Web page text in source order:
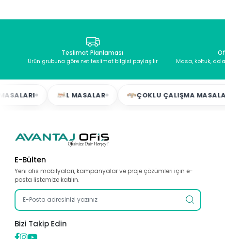
Teslimat Planlaması
Ürün grubuna göre net teslimat bilgisi paylaşılır Masa, koltuk,
L MASALAR ÇOKLU ÇALIŞMA MASALARI
E-Bülten
Yeni ofis mobilyaları, kampanyalar ve proje çözümleri için e-
posta listemize katılın.
Bizi Takip Edin